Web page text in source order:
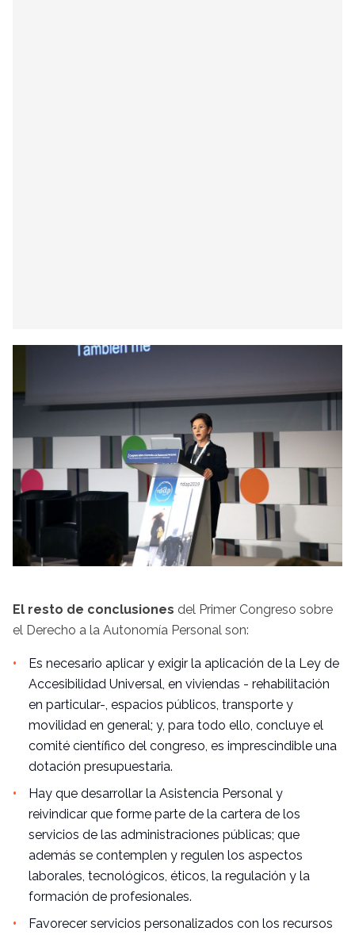
El resto de conclusiones del Primer Congreso sobre
el Derecho a la Autonomía Personal son:
Es necesario aplicar y exigir la aplicación de la Ley de
Accesibilidad Universal, en viviendas - rehabilitación
en particular-, espacios públicos, transporte y
movilidad en general; y, para todo ello, concluye el
comité científico del congreso, es imprescindible una
dotación presupuestaria.
Hay que desarrollar la Asistencia Personal y
reivindicar que forme parte de la cartera de los
servicios de las administraciones públicas; que
además se contemplen y regulen los aspectos
laborales, tecnológicos, éticos, la regulación y la
formación de profesionales.
Favorecer servicios personalizados con los recursos